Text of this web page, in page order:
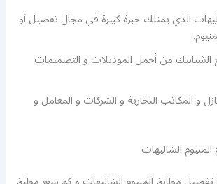
الذي يمتلك خبرة كبيرة في مجال تفصيل أو
الشبابيك من أجمل الموديلات و التصميمات
و المكاتب التجارية و الشركات و المعامل و
الشاليهات